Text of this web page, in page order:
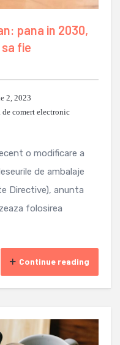
pana in 2030,
fie
2, 2023
de comert electronic
o modificare a
de ambalaje
Directive), anunta
folosirea
Continue reading